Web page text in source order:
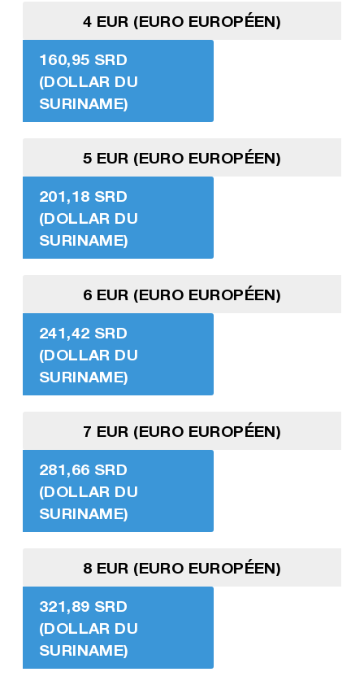
4 EUR (EURO EUROPÉEN)
160,95 SRD
(DOLLAR DU
SURINAME)
5 EUR (EURO EUROPÉEN)
201,18 SRD
(DOLLAR DU
SURINAME)
6 EUR (EURO EUROPÉEN)
241,42 SRD
(DOLLAR DU
SURINAME)
7 EUR (EURO EUROPÉEN)
281,66 SRD
(DOLLAR DU
SURINAME)
8 EUR (EURO EUROPÉEN)
321,89 SRD
(DOLLAR DU
SURINAME)